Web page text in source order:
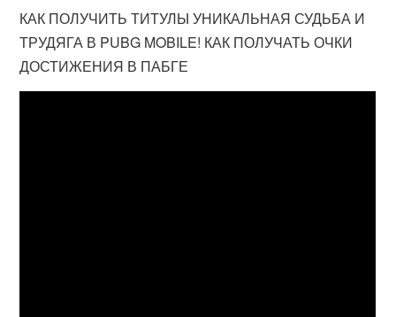
КАК ПОЛУЧИТЬ ТИТУЛЫ УНИКАЛЬНАЯ СУДЬБА И
ТРУДЯГА В PUBG MOBILE! КАК ПОЛУЧАТЬ ОЧКИ
ДОСТИЖЕНИЯ В ПАБГЕ